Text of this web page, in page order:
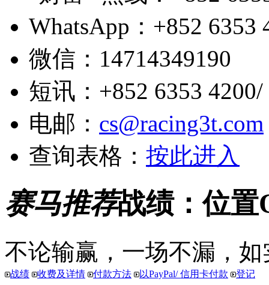
WhatsApp：+852 6353
微信：14714349190
短讯：+852 6353
电邮： cs@racing3t.com
查询表格： 按此进入
赛马推荐战绩：位置
不论输赢，一场不漏，
战绩 收费及详情 付款方法 以PayPal/ 信用卡付款 登记